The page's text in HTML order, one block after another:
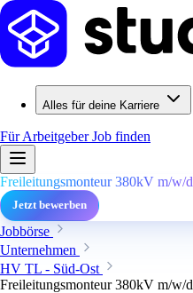
Alles für deine Karriere
Für ArbeitgeberJob finden
Freileitungsmonteur 380kV m/w/d
Jetzt bewerben
Jobbörse
Unternehmen
HV TL - Süd-Ost
Freileitungsmonteur 380kV m/w/d